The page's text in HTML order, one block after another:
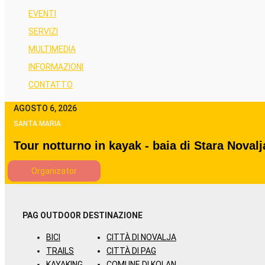
EVENTI
SERVIZI
MULTIMEDIA
INFORMAZIONI
CONTATTO
AGOSTO 6, 2026
SANTA MARIA
Tour notturno in kayak - baia di Stara
Organizator
PAG OUTDOOR
BICI
TRAILS
DESTINAZIONE
CITTÀ DI NOVALJA
CITTÀ DI PAG